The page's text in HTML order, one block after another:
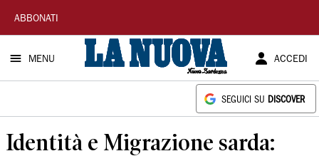
La
Nuova
Sardegna
ABBONATI
MENU ACCEDI
SEGUICI SU DISCOVER
Identità e Migrazione sarda: